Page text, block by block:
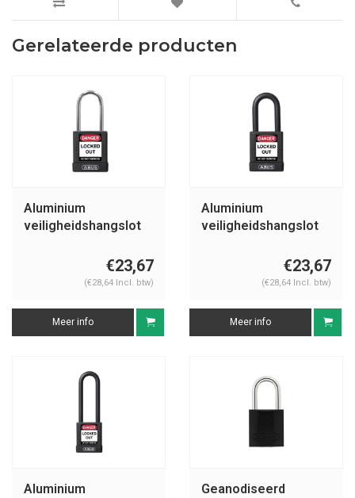
Gerelateerde producten
Aluminium
veiligheidshangslot
74BS/40 zwart€23,67
(€28,64 Incl. btw)
Meer info
Aluminium
veiligheidshangslot
€23,67
(€28,64 Incl. btw)
Meer info
Aluminium
Geanodiseerd